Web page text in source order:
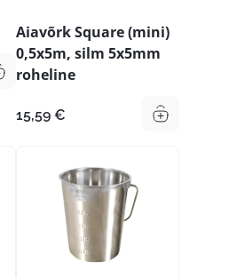
Aiavõrk Square (mini)
0,5x5m, silm 5x5mm
roheline
15,59 €